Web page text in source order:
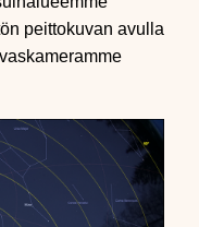
peittokuvan avulla